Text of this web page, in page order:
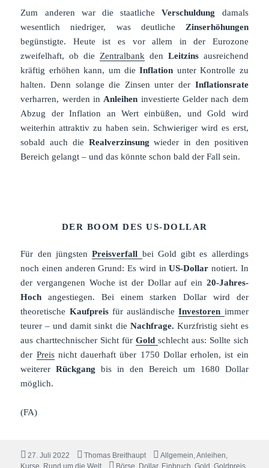
Zum anderen war die staatlicheVerschuldung damals
wesentlich niedriger, was deutliche Zinserhöhungen
begünstigte. Heute ist es vor allem in der Eurozone
zweifelhaft, ob die Zentralbank den Leitzinsausreichend
kräftig erhöhen kann, um dieInflation unter Kontrolle zu
halten. Denn solange die Zinsen unter der Inflationsrate
verharren, werden in Anleihen investierte Gelder nach dem
Abzug der Inflation an Wert einbüßen, und Gold wird
weiterhin attraktiv zu haben sein. Schwieriger wird es erst,
sobald auch die Realverzinsung wieder in den positiven
Bereich gelangt – und das könnte schon bald der Fall sein.
DER BOOM DES US-DOLLAR
Für den jüngstenPreisverfall bei Gold gibt es allerdings
noch einen anderen Grund: Es wird inUS-Dollar notiert. In
der vergangenen Woche ist der Dollar auf ein 20-Jahres-
Hoch angestiegen. Bei einem starken Dollar wird der
theoretische Kaufpreisfür ausländischeInvestoren immer
teurer – und damit sinkt die Nachfrage. Kurzfristig sieht es
aus charttechnischer Sicht für Gold schlecht aus: Sollte sich
der Preisnicht dauerhaft über 1750 Dollar erholen, ist ein
weitererRückgang bis in den Bereich um 1680 Dollar
möglich.
(FA)
Veröffentlicht
am
27. Juli 2022 Autor
Thomas Breithaupt Kategorien
Allgemein,Anleihen,
Schlagwörter